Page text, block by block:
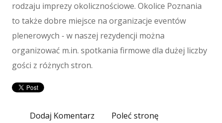
Maszyny
Maszyny
Narzędzia
Przemysł Metalowy
Spedycja
Wynajem
rodzaju imprezy okolicznościowe. Okolice Poznania
to także dobre miejsce na organizacje eventów
plenerowych - w naszej rezydencji można
organizować m.in. spotkania firmowe dla dużej liczby
gości z różnych stron.
Dodaj Komentarz Poleć stronę